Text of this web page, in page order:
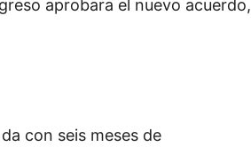
aprobara el nuevo acuerdo,
con seis meses de